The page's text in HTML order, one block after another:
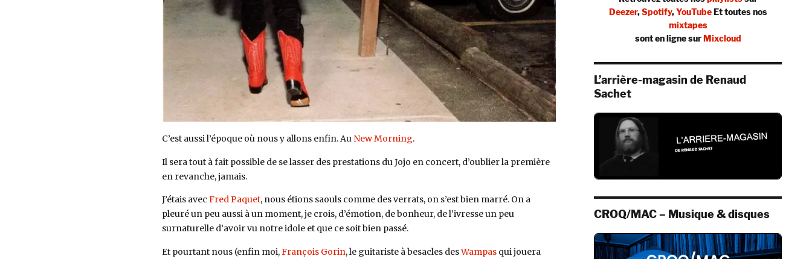
C’est aussi l’époque où nous y allons enfin. Au New Morning.
Il sera tout à fait possible de se lasser des prestations du Jojo en concert, d’oublier la première
en revanche, jamais.
J’étais avec Fred Paquet, nous étions saouls comme des verrats, on s’est bien marré. On a
pleuré un peu aussi à un moment, je crois, d’émotion, de bonheur, de l’ivresse un peu
surnaturelle d’avoir vu notre idole et que ce soit bien passé.
Et pourtant nous (enfin moi,François Gorin, le guitariste à besacles desWampasqui jouera
Deezer,Spotify,YouTubeEt toutes nos
mixtapes
sont en ligne surMixcloud
L’arrière-magasin de Renaud
Sachet
CROQ/MAC – Musique & disques